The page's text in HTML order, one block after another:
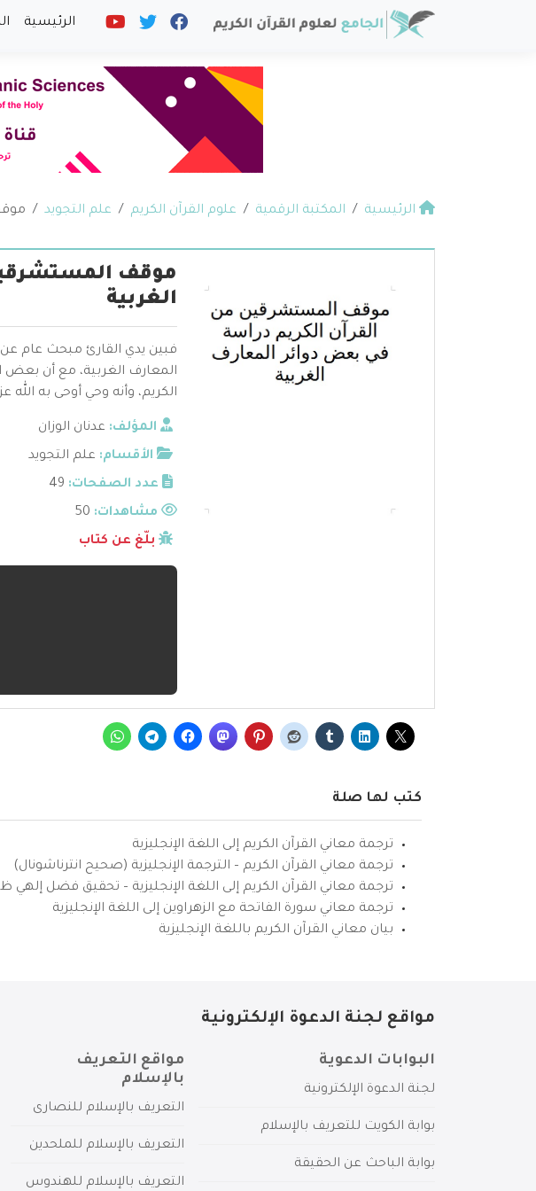
الرئيسية
الرئيسية المكتبة الرقمية علوم القرآن الكريم علم التجويد
موقف
الغربية
فبين يدي القارئ مبحث عام عن
المعارف الغربية، مع أن بعض
الكريم، وأنه وحي أوحى به
المؤلف: عدنان الوزان
الأقسام: علم التجويد
عدد الصفحات: 49
مشاهدات:
بلّغ عن كتاب
كتب لها صلة
ترجمة معاني القرآن الكريم إلى اللغة الإنجليزية
ترجمة معاني القرآن الكريم – الترجمة الإنجليزية (صحيح انترناشونال)
ترجمة معاني القرآن الكريم إلى اللغة الإنجليزية – تحقيق فضل إلهي
ترجمة معاني سورة الفاتحة مع الزهراوين إلى اللغة الإنجليزية
بيان معاني القرآن الكريم باللغة الإنجليزية
مواقع لجنة الدعوة الإلكترونية
البوابات الدعوية
لجنة الدعوة الإلكترونية
بوابة الكويت للتعريف بالإسلام
بوابة الباحث عن الحقيقة
مواقع التعريف
بالإسلام
التعريف بالإسلام للنصارى
التعريف بالإسلام للملحدين
التعريف بالإسلام للهندوس